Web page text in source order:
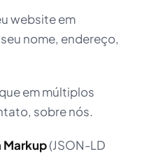
website em
nome, endereço,
em múltiplos
sobre nós.
Markup(JSON-LD